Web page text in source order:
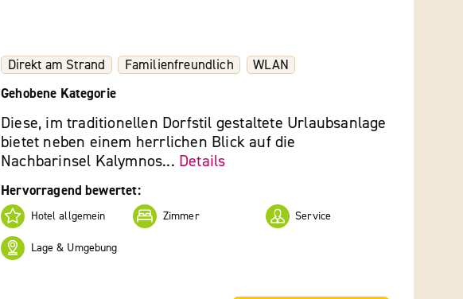
Direkt am Strand Familienfreundlich
WLAN
Gehobene Kategorie
Diese, im traditionellen Dorfstil gestaltete Urlaubsanlage
bietet neben einem herrlichen Blick auf die
Nachbarinsel Kalymnos... Details
Hervorragend bewertet:
Hotel allgemein Zimmer Service
Lage & Umgebung